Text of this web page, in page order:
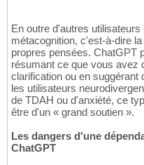
En outre d'autres
métacognition, c'est-à-dire
propres pensées. ChatGPT
résumant ce que vous avez
clarification ou en
les utilisateurs
de TDAH ou d'anxiété, ce
être d'un « grand soutien ».
Les dangers d'une
ChatGPT